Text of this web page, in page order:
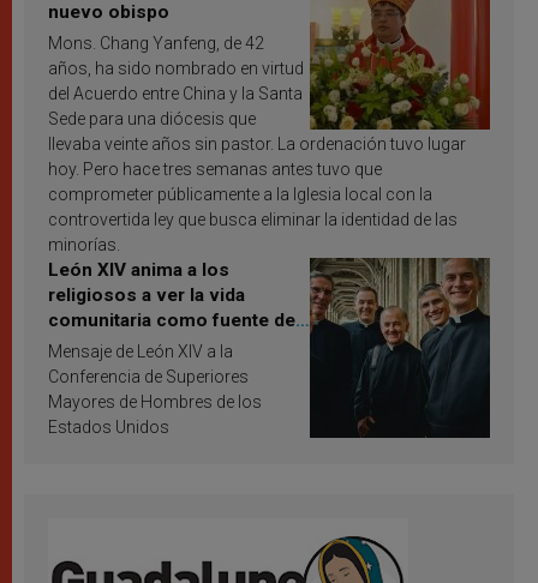
nuevo obispo
Mons. Chang Yanfeng, de 42
años, ha sido nombrado en virtud
del Acuerdo entre China y la Santa
Sede para una diócesis que
llevaba veinte años sin pastor. La ordenación tuvo lugar
hoy. Pero hace tres semanas antes tuvo que
comprometer públicamente a la Iglesia local con la
controvertida ley que busca eliminar la identidad de las
minorías.
León XIV anima a los
religiosos a ver la vida
comunitaria como fuente de
inspiración y santificación
Mensaje de León XIV a la
Conferencia de Superiores
Mayores de Hombres de los
Estados Unidos